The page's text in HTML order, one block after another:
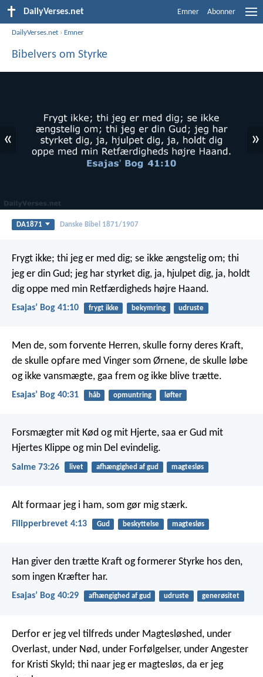
DailyVerses.net Emner Abonner
DailyVerses.net › Emner
Bibelvers om Styrke
« »
DA1871 Danske Bibel 1871/1907
Frygt ikke; thi jeg er med dig; se ikke ængstelig om; thi
jeg er din Gud; jeg har styrket dig, ja, hjulpet dig, ja, holdt
dig oppe med min Retfærdigheds højre Haand.
Esajasʼ Bog 41:10 frygt ikke bekymring udruste
Men de, som forvente Herren, skulle forny deres Kraft,
de skulle opfare med Vinger som Ørnene, de skulle løbe
og ikke vansmægte, gaa frem og ikke blive trætte.
Esajasʼ Bog 40:31 håb opmuntring løfter
Forsmægter mit Kød og mit Hjerte, saa er Gud mit
Hjertes Klippe og min Del evindelig.
Salme 73:26 livet afhængighed af gud magtesløs
Alt formaar jeg i ham, som gør mig stærk.
Filipperbrevet 4:13 Gud beskyttelse magtesløs
Han giver den trætte Kraft og formerer Styrke hos den,
som ingen Kræfter har.
Esajasʼ Bog 40:29 afhængighed af gud udruste generøsitet
Derfor er jeg vel tilfreds under Magtesløshed, under
Overlast, under Nød, under Forfølgelser, under Angester
for Kristi Skyld; thi naar jeg er magtesløs, da er jeg